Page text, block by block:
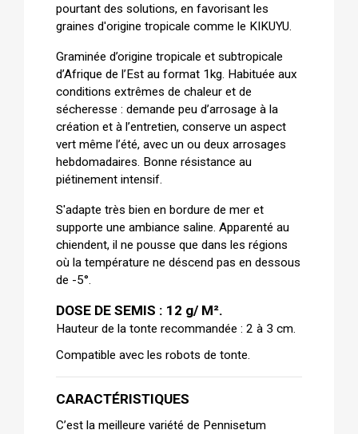
pourtant des solutions, en favorisant les
graines d'origine tropicale comme le KIKUYU.
Graminée d’origine tropicale et subtropicale
d’Afrique de l’Est au format 1kg. Habituée aux
conditions extrêmes de chaleur et de
sécheresse : demande peu d’arrosage à la
création et à l’entretien, conserve un aspect
vert même l’été, avec un ou deux arrosages
hebdomadaires. Bonne résistance au
piétinement intensif.
S'adapte très bien en bordure de mer et
supporte une ambiance saline. Apparenté au
chiendent, il ne pousse que dans les régions
où la température ne déscend pas en dessous
de -5°.
DOSE DE SEMIS : 12 g/ M².
Hauteur de la tonte recommandée : 2 à 3 cm.
Compatible avec les robots de tonte.
CARACTÉRISTIQUES
C’est la meilleure variété de Pennisetum